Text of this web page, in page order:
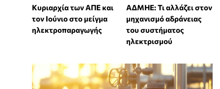
Κυριαρχία των ΑΠΕ και
τον Ιούνιο στο μείγμα
ηλεκτροπαραγωγής
ΑΔΜΗΕ: Τι αλλάζει στον
μηχανισμό αδράνειας
του συστήματος
ηλεκτρισμού